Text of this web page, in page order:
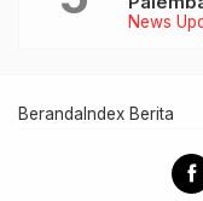
News
AION
Beranda Index Berita